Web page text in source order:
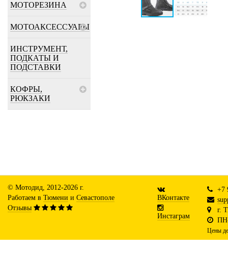
МОТОРЕЗИНА
МОТОАКСЕССУАРЫ
ИНСТРУМЕНТ,
ПОДКАТЫ И
ПОДСТАВКИ
КОФРЫ,
РЮКЗАКИ
© Мотодид, 2012-2026 г.
Работаем в Тюмени и Севастополе
Отзывы
ВКонтакте
Инстаграм
+7
г.
Цены